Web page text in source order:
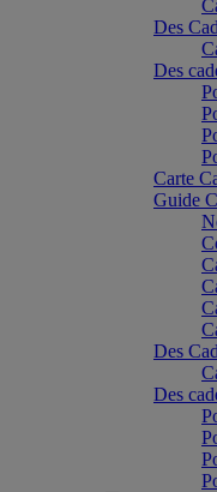
Des
Des
Carte
Guide
Des
Des